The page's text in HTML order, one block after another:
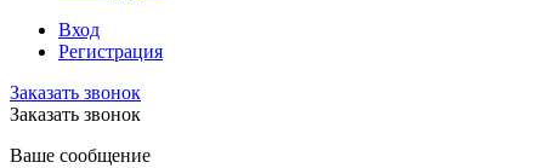
Вход
Регистрация
Заказать звонок
Заказать звонок
Ваше сообщение